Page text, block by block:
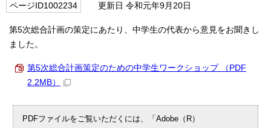
ページID1002234 更新日 令和元年9月20日
第5次総合計画の策定にあたり、中学生の代表から意見をお聞きし
ました。
第5次総合計画策定のための中学生ワークショップ （PDF
2.2MB）
PDFファイルをご覧いただくには、「Adobe（R）